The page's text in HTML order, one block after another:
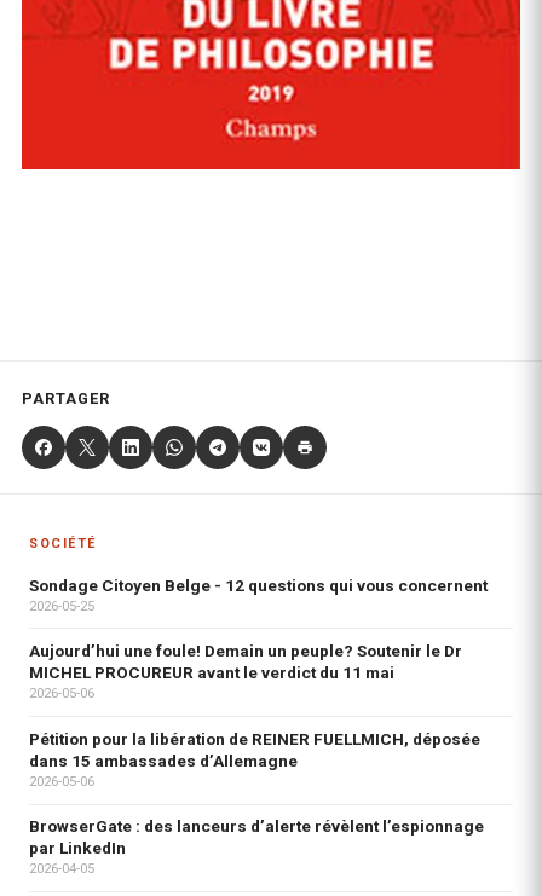
PARTAGER
SOCIÉTÉ
Sondage Citoyen Belge - 12 questions qui vous concernent
2026-05-25
Aujourd’hui une foule! Demain un peuple? Soutenir le Dr
MICHEL PROCUREUR avant le verdict du 11 mai
2026-05-06
Pétition pour la libération de REINER FUELLMICH, déposée
dans 15 ambassades d’Allemagne
2026-05-06
BrowserGate : des lanceurs d’alerte révèlent l’espionnage
par LinkedIn
2026-04-05